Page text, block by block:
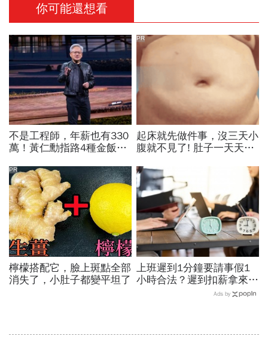
你可能還想看
不是工程師，年薪也有330
萬！黃仁勳指路4種金飯
過優渥生活…AI時代搶手職
業曝光
起床就先做件事，沒三天小
腹就不見了! 肚子一天天變
PR
檸檬搭配它，臉上斑點全部
消失了，小肚子都變平坦了
PR
上班遲到1分鐘要請事假1
小時合法？遲到扣薪拿來聚
餐就OK？法院認證了…遲
Ads by